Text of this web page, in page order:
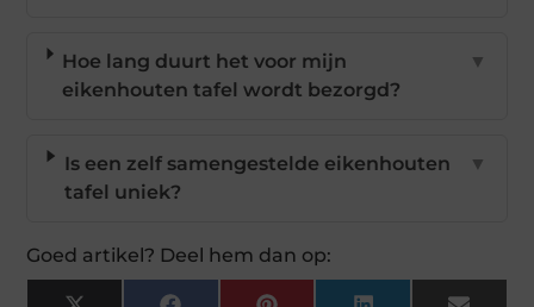
Hoe lang duurt het voor mijn
eikenhouten tafel wordt bezorgd?
▼
Is een zelf samengestelde eikenhouten
tafel uniek?
▼
Goed artikel? Deel hem dan op: